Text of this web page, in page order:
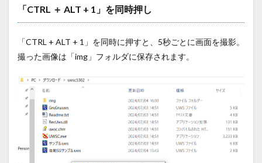
「CTRL ＋ ALT + 1」を同時押し
「CTRL + ALT + 1」を同時に押すと、5秒ごとに画面を撮影。
撮った画像は「img」フォルダに保存されます。